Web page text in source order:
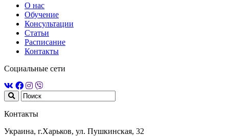
О нас
Обучение
Консультации
Статьи
Расписание
Контакты
Социальные сети
Контакты
Украина, г.Харьков, ул. Пушкинская, 32